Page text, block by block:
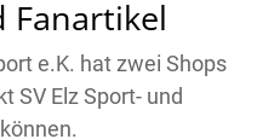
Fanartikel
e.K. hat zwei Shops
SV Elz Sport- und